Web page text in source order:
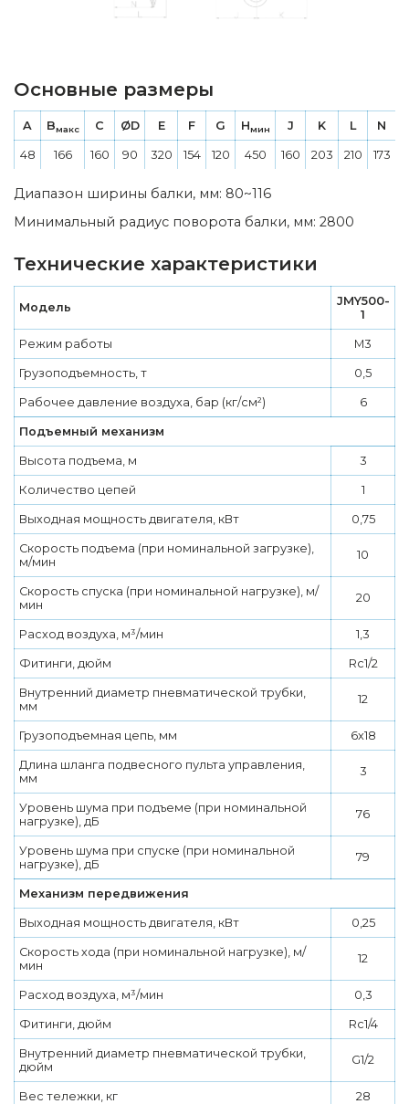
Основные размеры
A Bмакс C ØD E F G Hмин J K L N
48 166 160 90 320 154 120 450 160 203 210 173
Диапазон ширины балки, мм: 80~116
Минимальный радиус поворота балки, мм: 2800
Технические характеристики
Модель
JMY500-
1
Режим работы M3
Грузоподъемность, т 0,5
Рабочее давление воздуха, бар (кг/см²) 6
Подъемный механизм
Высота подъема, м 3
Количество цепей 1
Выходная мощность двигателя, кВт 0,75
Скорость подъема (при номинальной загрузке),
м/мин
10
Скорость спуска (при номинальной нагрузке), м/
мин
20
Расход воздуха, м³/мин 1,3
Фитинги, дюйм Rc1/2
Внутренний диаметр пневматической трубки,
мм
12
Грузоподъемная цепь, мм 6х18
Длина шланга подвесного пульта управления,
мм
3
Уровень шума при подъеме (при номинальной
нагрузке), дБ
76
Уровень шума при спуске (при номинальной
нагрузке), дБ
79
Механизм передвижения
Выходная мощность двигателя, кВт 0,25
Скорость хода (при номинальной нагрузке), м/
мин
12
Расход воздуха, м³/мин 0,3
Фитинги, дюйм Rc1/4
Внутренний диаметр пневматической трубки,
дюйм
G1/2
Bec тележки, кг 28